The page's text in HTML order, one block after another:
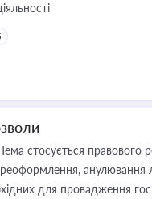
Тема стосується правового
анулювання
для провадження